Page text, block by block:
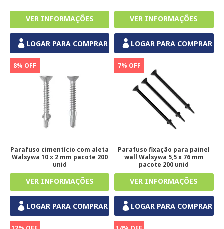
LOGAR PARA COMPRAR LOGAR PARA COMPRAR
8% OFF
Parafuso cimentício com aleta
Walsywa 10 x 2 mm pacote 200
unid
LOGAR PARA COMPRAR
7% OFF
Parafuso fixação para painel
wall Walsywa 5,5 x 76 mm
pacote 200 unid
LOGAR PARA COMPRAR